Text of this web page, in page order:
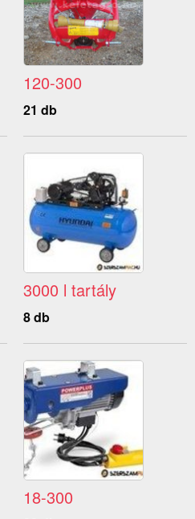
120-300
21 db
3000 l tartály
8 db
18-300